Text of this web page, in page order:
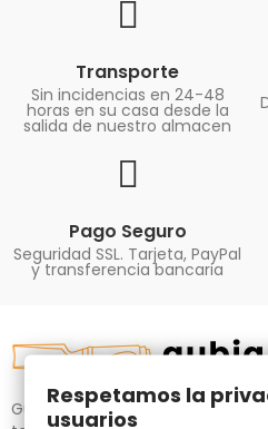
Transporte
Sin incidencias en 24-48
horas en su casa desde la
salida de nuestro almacen
Pago Seguro
Seguridad SSL. Tarjeta, PayPal
y transferencia bancaria
Gubias.com.es, tu tienda
Respetamos la
usuarios